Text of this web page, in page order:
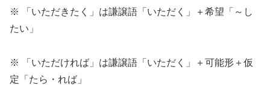
※ 「いただきたく」は謙譲語「いただく」＋希望「～し
たい」
※ 「いただければ」は謙譲語「いただく」＋可能形＋仮
定「たら・れば」